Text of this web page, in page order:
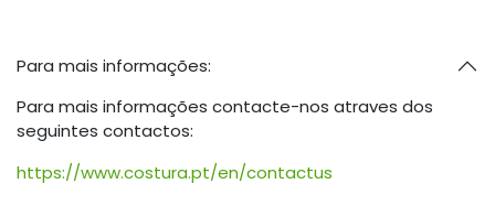
Para mais informações:
Para mais informações contacte-nos atraves dos
seguintes contactos:
https://www.costura.pt/en/contactus